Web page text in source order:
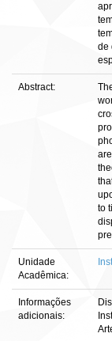
de
Abstract:
to
Unidade
Acadêmica:
Informações
adicionais: